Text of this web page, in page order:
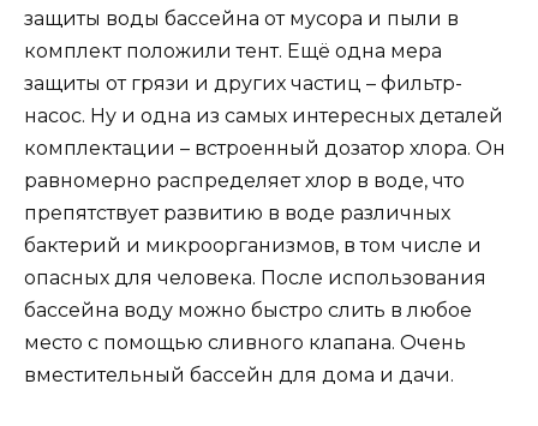
защиты воды бассейна от мусора и пыли в
комплект положили тент. Ещё одна мера
защиты от грязи и других частиц – фильтр-
насос. Ну и одна из самых интересных деталей
комплектации – встроенный дозатор хлора. Он
равномерно распределяет хлор в воде, что
препятствует развитию в воде различных
бактерий и микроорганизмов, в том числе и
опасных для человека. После использования
бассейна воду можно быстро слить в любое
место с помощью сливного клапана. Очень
вместительный бассейн для дома и дачи.